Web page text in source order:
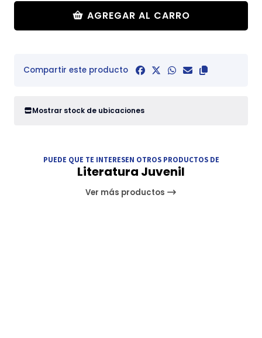
AGREGAR AL CARRO
Compartir este producto
Mostrar stock de ubicaciones
PUEDE QUE TE INTERESEN OTROS PRODUCTOS DE
Literatura Juvenil
Ver más productos